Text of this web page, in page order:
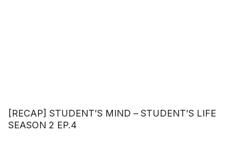
[RECAP] STUDENT’S MIND – STUDENT’S LIFE
SEASON 2 EP.4